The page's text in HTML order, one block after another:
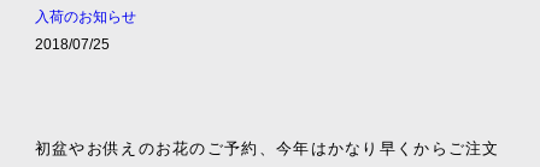
入荷のお知らせ
2018/07/25
初盆やお供えのお花のご予約、今年はかなり早くからご注文